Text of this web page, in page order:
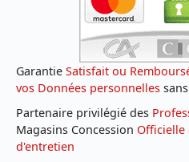
Garantie Satisfait ou
vos Données personnelles
Partenaire privilégié des
Magasins Concession Officielle
d'entretien